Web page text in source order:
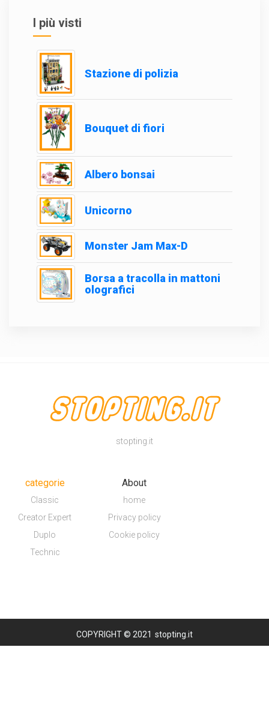
I più visti
Stazione di polizia
Bouquet di fiori
Albero bonsai
Unicorno
Monster Jam Max-D
Borsa a tracolla in mattoni
olografici
stopting.it
categorie
Classic
Creator Expert
Duplo
Technic
About
home
Privacy policy
Cookie policy
COPYRIGHT © 2021 stopting.it